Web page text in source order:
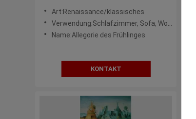
Frühlings-Allegorie 36" x 48
Art:Renaissance/klassisches
Verwendung:Schlafzimmer, Sofa, Wohnzimmer, Hotel
Name:Allegorie des Frühlinges
KONTAKT